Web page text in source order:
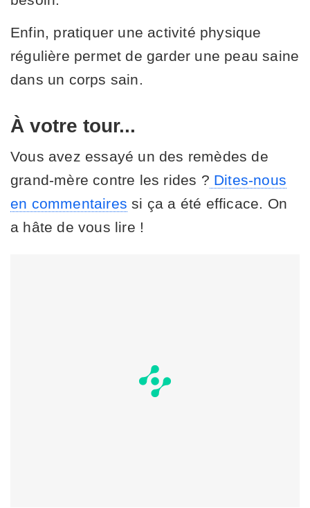
Enfin, pratiquer une activité physique
régulière permet de garder une peau saine
dans un corps sain.
À votre tour...
Vous avez essayé un des remèdes de
grand-mère contre les rides ? Dites-nous
en commentaires si ça a été efficace. On
a hâte de vous lire !